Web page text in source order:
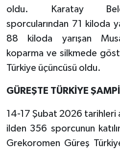
oldu. Karatay
sporcularından 71 kiloda
88 kiloda yarışan
koparma ve silkmede
Türkiye üçüncüsü oldu.
GÜREŞTE TÜRKİYE
14-17 Şubat 2026 tarihleri
ilden 356 sporcunun
Grekoromen Güreş